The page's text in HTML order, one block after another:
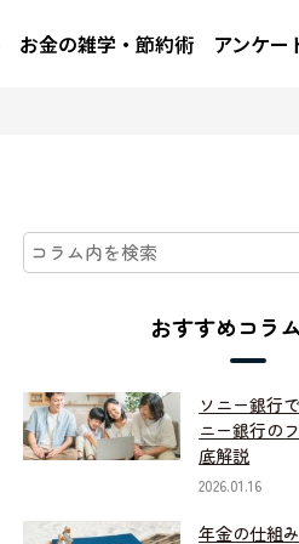
お金の雑学・節約術 アンケー
おすすめコラ
ソニー銀行
ニー銀行の
底解説
2026.01.16
年金の仕組